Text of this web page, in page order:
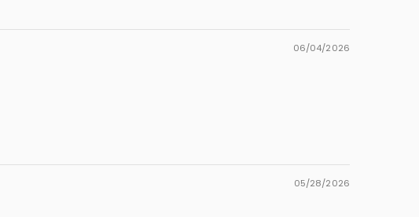
06/04/2026
05/28/2026